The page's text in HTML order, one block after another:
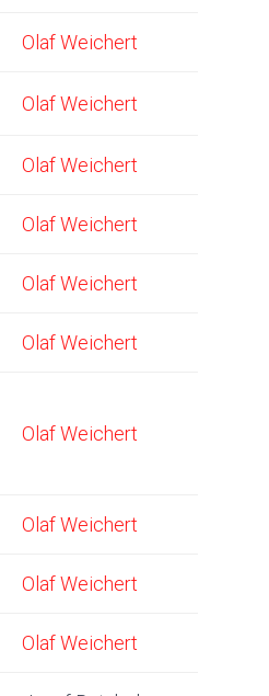
Olaf Weichert
Olaf Weichert
Olaf Weichert
Olaf Weichert
Olaf Weichert
Olaf Weichert
Olaf Weichert
Olaf Weichert
Olaf Weichert
Olaf Weichert